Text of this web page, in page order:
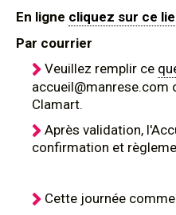
En ligne cliquez sur ce
Par courrier
Veuillez remplir ce
accueil@manrese.com
Clamart.
Après validation,
confirmation et
Cette journée